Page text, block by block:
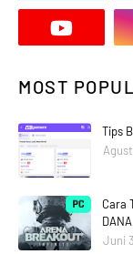
MOST
Tips
Cara
DANA
Juni